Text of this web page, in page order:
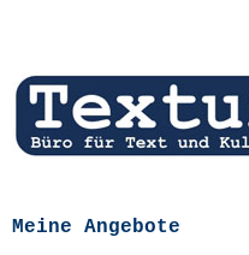
Meine Angebote